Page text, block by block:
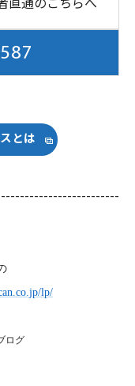
直通のこちらへ
とは
lp/
ログ